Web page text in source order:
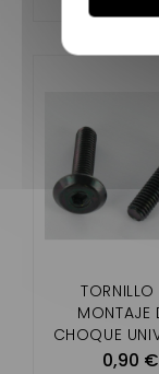
TORNILLO
MONTAJE
CHOQUE
(SE VENDE
0,90 €